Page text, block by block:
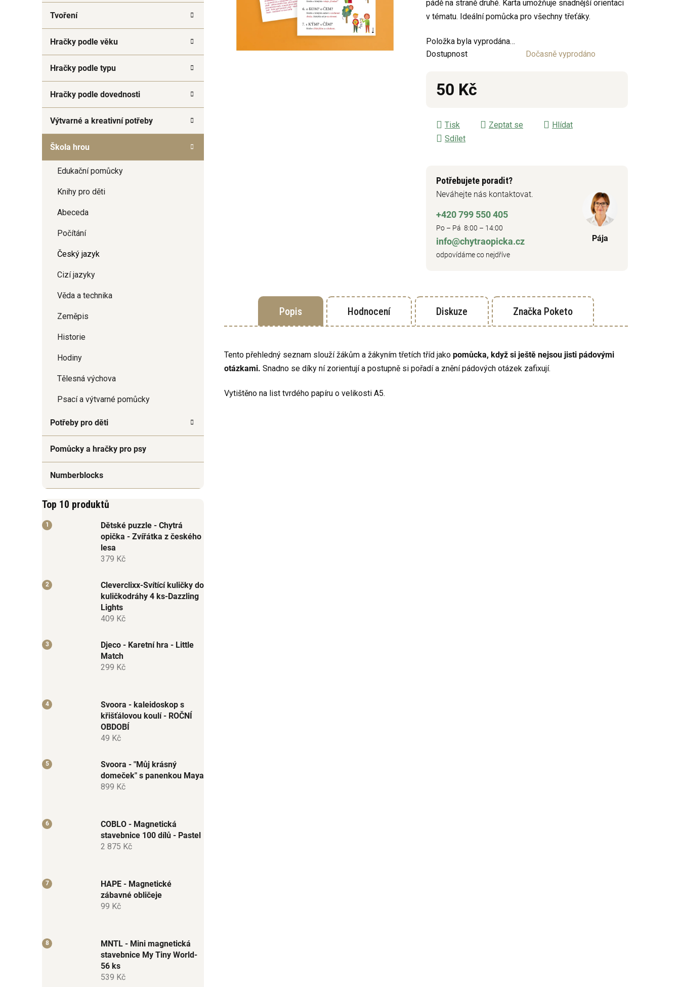
Tvoření
Hračky podle věku
Hračky podle typu
Hračky podle dovednosti
Výtvarné a kreativní potřeby
Škola hrou
Edukační pomůcky
Knihy pro děti
Abeceda
Počítání
Český jazyk
Cizí jazyky
Věda a technika
Zeměpis
Historie
Hodiny
Tělesná výchova
Psací a výtvarné pomůcky
Potřeby pro děti
Pomůcky a hračky pro psy
Numberblocks
Top 10 produktů
Dětské puzzle - Chytrá
opička - Zvířátka z českého
lesa
379 Kč
Cleverclixx-Svítící kuličky do
kuličkodráhy 4 ks-Dazzling
Lights
409 Kč
Djeco - Karetní hra - Little
Match
299 Kč
Svoora - kaleidoskop s
křišťálovou koulí - ROČNÍ
OBDOBÍ
49 Kč
Svoora - "Můj krásný
domeček" s panenkou Maya
899 Kč
COBLO - Magnetická
stavebnice 100 dílů - Pastel
2 875 Kč
HAPE - Magnetické
zábavné obličeje
99 Kč
MNTL - Mini magnetická
stavebnice My Tiny World-
56 ks
539 Kč
z
5
pádě na straně druhé. Karta umožňuje snadnější orientaci
v tématu. Ideální pomůcka pro všechny třeťáky.
Položka byla vyprodána…
Dostupnost
Dočasně vyprodáno
50 Kč
Tisk Zeptat se
Hlídat
Sdílet
Potřebujete poradit?
Neváhejte nás kontaktovat.
+420 799 550 405
Po – Pá 8:00 – 14:00
info@chytraopicka.cz
odpovídáme co nejdříve
Pája
Popis Hodnocení Diskuze Značka Poketo
Tento přehledný seznam slouží žákům a žákyním třetích tříd jako pomůcka, když si ještě nejsou jisti pádovými
otázkami. Snadno se díky ní zorientují a postupně si pořadí a znění pádových otázek zafixují.
Vytištěno na list tvrdého papíru o velikosti A5.